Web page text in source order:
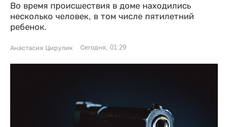
Во время происшествия в доме находились
несколько человек, в том числе пятилетний
ребенок.
Анастасия Цирулик Сегодня, 01:29